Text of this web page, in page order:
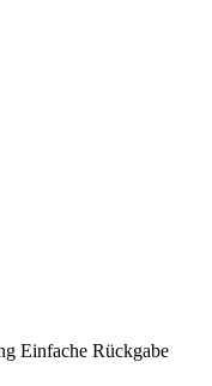
Einfache Rückgabe